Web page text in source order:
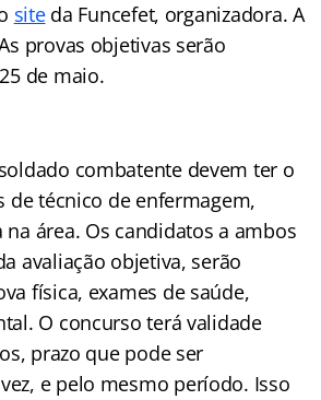
siteda Funcefet, organizadora. A
provas objetivas serão
de maio.
combatente devem ter o
de técnico de enfermagem,
área. Os candidatos a ambos
avaliação objetiva, serão
física, exames de saúde,
O concurso terá validade
prazo que pode ser
e pelo mesmo período. Isso